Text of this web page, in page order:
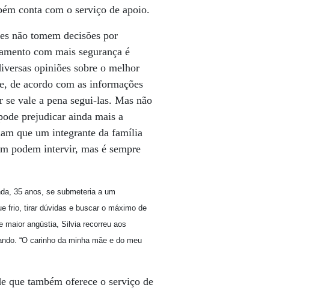
conta com o serviço de apoio.
não tomem decisões por
com mais segurança é
opiniões sobre o melhor
de acordo com as informações
se vale a pena segui-las. Mas não
prejudicar ainda mais a
que um integrante da família
podem intervir, mas é sempre
35 anos, se submeteria a um
frio, tirar dúvidas e buscar o máximo de
maior angústia, Silvia recorreu aos
“O carinho da minha mãe e do meu
que também oferece o serviço de